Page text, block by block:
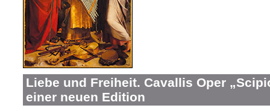
Liebe und Freiheit. Cavallis Oper
einer neuen Edition